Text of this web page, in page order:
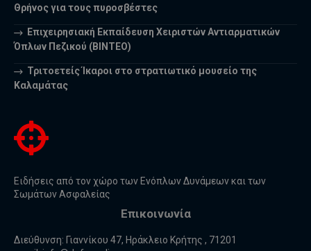
Θρήνος για τους πυροσβέστες
Επιχειρησιακή Εκπαίδευση Χειριστών Αντιαρματικών
Όπλων Πεζικού (ΒΙΝΤΕΟ)
Τριτοετείς Ίκαροι στο στρατιωτικό μουσείο της
Καλαμάτας
Ειδήσεις από τον χώρο των Ενόπλων Δυνάμεων και των
Σωμάτων Ασφαλείας
Επικοινωνία
Διεύθυνση: Γιαννίκου 47, Ηράκλειο Κρήτης , 71201